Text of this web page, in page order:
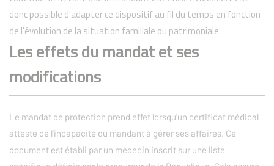
donc possible d'adapter ce dispositif au fil du temps en fonction
de l'évolution de la situation familiale ou patrimoniale.
Les effets du mandat et ses
modifications
Le mandat de protection prend effet lorsqu'un certificat médical
atteste de l'incapacité du mandant à gérer ses affaires. Ce
document est établi par un médecin inscrit sur une liste